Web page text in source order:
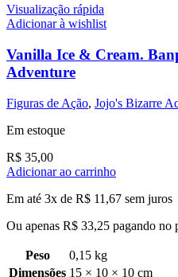
Visualização rápida
Adicionar à wishlist
Vanilla Ice & Cream.
Adventure
Figuras de Ação, Jojo's Bizarre
Em estoque
R$ 35,00
Adicionar ao carrinho
Em até 3x de R$ 11,67 sem juros
Ou apenas R$ 33,25 pagando no
Peso
0,15 kg
Dimensões 15 × 10 × 10 cm